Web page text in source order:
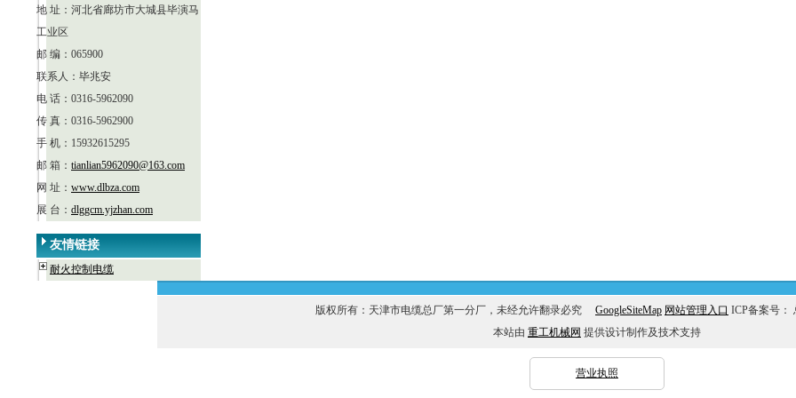
地 址：河北省廊坊市大城县毕演马
工业区
邮 编：065900
联系人：毕兆安
电 话：0316-5962090
传 真：0316-5962900
手 机：15932615295
邮 箱： tianlian5962090@163.com
网 址： www.dlbza.com
展 台： dlggcm.yjzhan.com
友情链接
耐火控制电缆
版权所有：天津市电缆总厂第一分厂，未经允许翻录必究 GoogleSiteMap 网站管理入口 ICP备案号：
本站由 重工机械网 提供设计制作及技术支持
营业执照